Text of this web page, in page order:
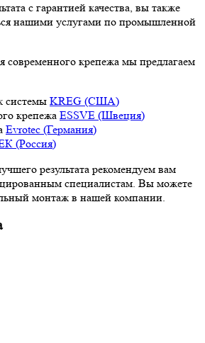
с гарантией качества, вы также
нашими услугами по промышленной
современного крепежа мы предлагаем
системы KREG (США)
крепежа ESSVE (Швеция)
Evrotec (Германия)
(Россия)
результата рекомендуем вам
специалистам. Вы можете
монтаж в нашей компании.